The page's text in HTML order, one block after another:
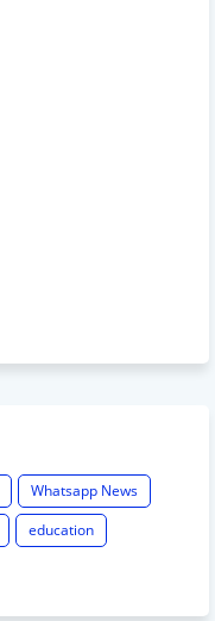
Whatsapp News
education